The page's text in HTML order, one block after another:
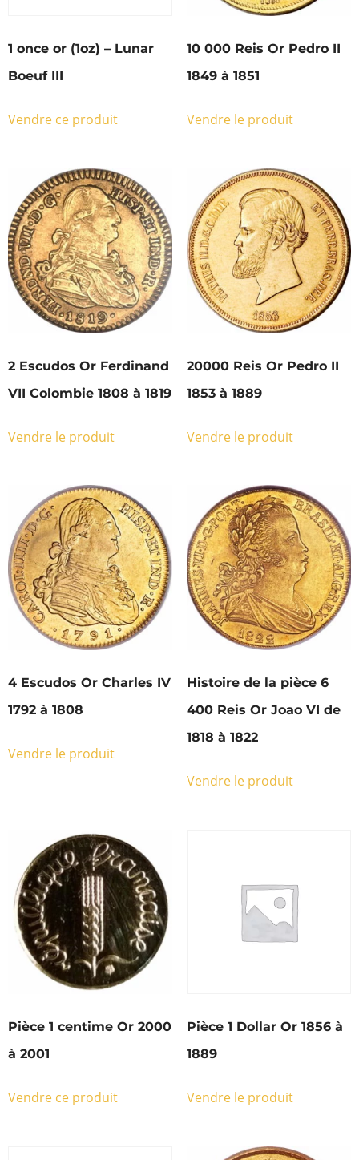
1 once or (1oz) – Lunar
Boeuf III
Vendre ce produit
10 000 Reis Or Pedro II
1849 à 1851
Vendre le produit
2 Escudos Or Ferdinand
VII Colombie 1808 à 1819
Vendre le produit
20000 Reis Or Pedro II
1853 à 1889
Vendre le produit
4 Escudos Or Charles IV
1792 à 1808
Vendre le produit
Histoire de la pièce 6
400 Reis Or Joao VI de
1818 à 1822
Vendre le produit
Pièce 1 centime Or 2000
à 2001
Vendre ce produit
Pièce 1 Dollar Or 1856 à
1889
Vendre le produit